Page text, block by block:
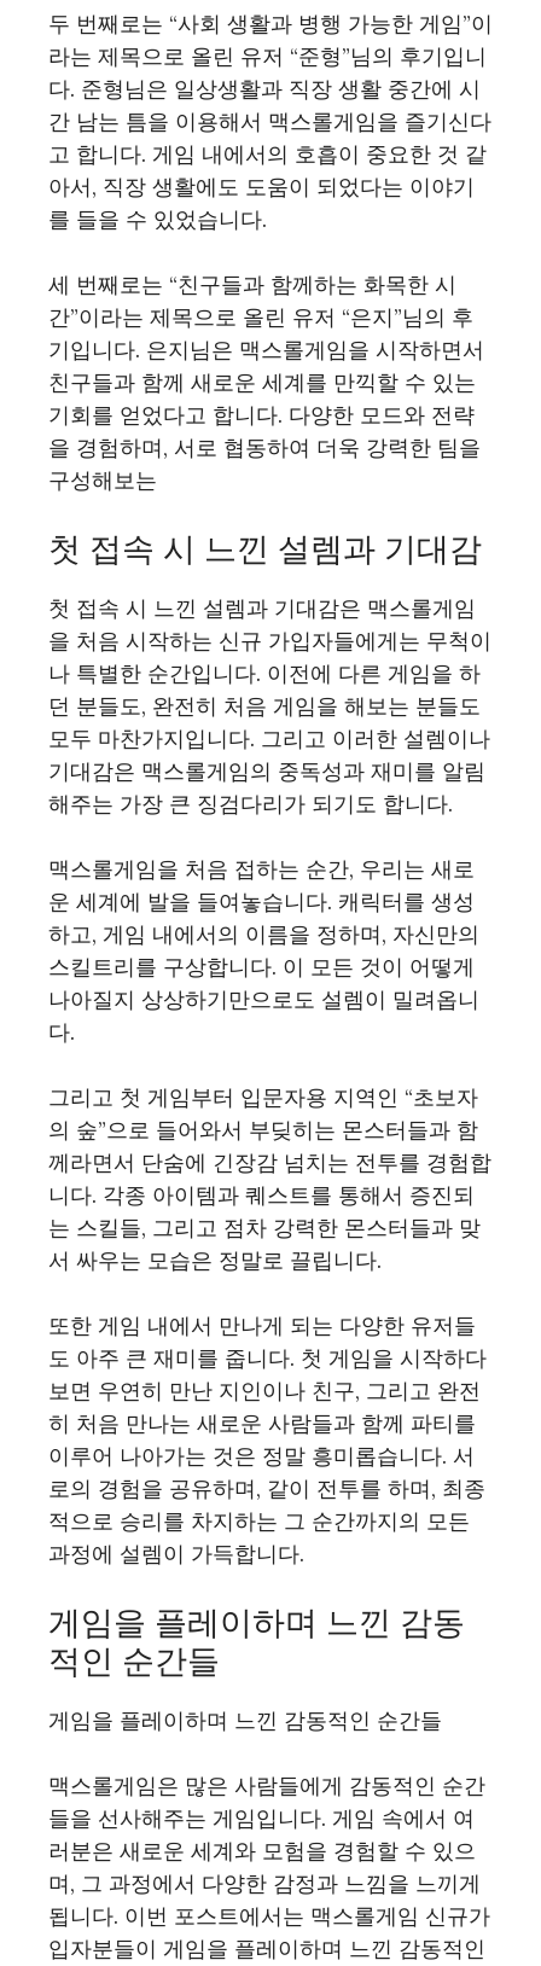
두 번째로는 “사회 생활과 병행 가능한 게임”이
라는 제목으로 올린 유저 “준형”님의 후기입니
다. 준형님은 일상생활과 직장 생활 중간에 시
간 남는 틈을 이용해서 맥스롤게임을 즐기신다
고 합니다. 게임 내에서의 호흡이 중요한 것 같
아서, 직장 생활에도 도움이 되었다는 이야기
를 들을 수 있었습니다.
세 번째로는 “친구들과 함께하는 화목한 시
간”이라는 제목으로 올린 유저 “은지”님의 후
기입니다. 은지님은 맥스롤게임을 시작하면서
친구들과 함께 새로운 세계를 만끽할 수 있는
기회를 얻었다고 합니다. 다양한 모드와 전략
을 경험하며, 서로 협동하여 더욱 강력한 팀을
구성해보는
첫 접속 시 느낀 설렘과 기대감
첫 접속 시 느낀 설렘과 기대감은 맥스롤게임
을 처음 시작하는 신규 가입자들에게는 무척이
나 특별한 순간입니다. 이전에 다른 게임을 하
던 분들도, 완전히 처음 게임을 해보는 분들도
모두 마찬가지입니다. 그리고 이러한 설렘이나
기대감은 맥스롤게임의 중독성과 재미를 알림
해주는 가장 큰 징검다리가 되기도 합니다.
맥스롤게임을 처음 접하는 순간, 우리는 새로
운 세계에 발을 들여놓습니다. 캐릭터를 생성
하고, 게임 내에서의 이름을 정하며, 자신만의
스킬트리를 구상합니다. 이 모든 것이 어떻게
나아질지 상상하기만으로도 설렘이 밀려옵니
다.
그리고 첫 게임부터 입문자용 지역인 “초보자
의 숲”으로 들어와서 부딪히는 몬스터들과 함
께라면서 단숨에 긴장감 넘치는 전투를 경험합
니다. 각종 아이템과 퀘스트를 통해서 증진되
는 스킬들, 그리고 점차 강력한 몬스터들과 맞
서 싸우는 모습은 정말로 끌립니다.
또한 게임 내에서 만나게 되는 다양한 유저들
도 아주 큰 재미를 줍니다. 첫 게임을 시작하다
보면 우연히 만난 지인이나 친구, 그리고 완전
히 처음 만나는 새로운 사람들과 함께 파티를
이루어 나아가는 것은 정말 흥미롭습니다. 서
로의 경험을 공유하며, 같이 전투를 하며, 최종
적으로 승리를 차지하는 그 순간까지의 모든
과정에 설렘이 가득합니다.
게임을 플레이하며 느낀 감동
적인 순간들
게임을 플레이하며 느낀 감동적인 순간들
맥스롤게임은 많은 사람들에게 감동적인 순간
들을 선사해주는 게임입니다. 게임 속에서 여
러분은 새로운 세계와 모험을 경험할 수 있으
며, 그 과정에서 다양한 감정과 느낌을 느끼게
됩니다. 이번 포스트에서는 맥스롤게임 신규가
입자분들이 게임을 플레이하며 느낀 감동적인